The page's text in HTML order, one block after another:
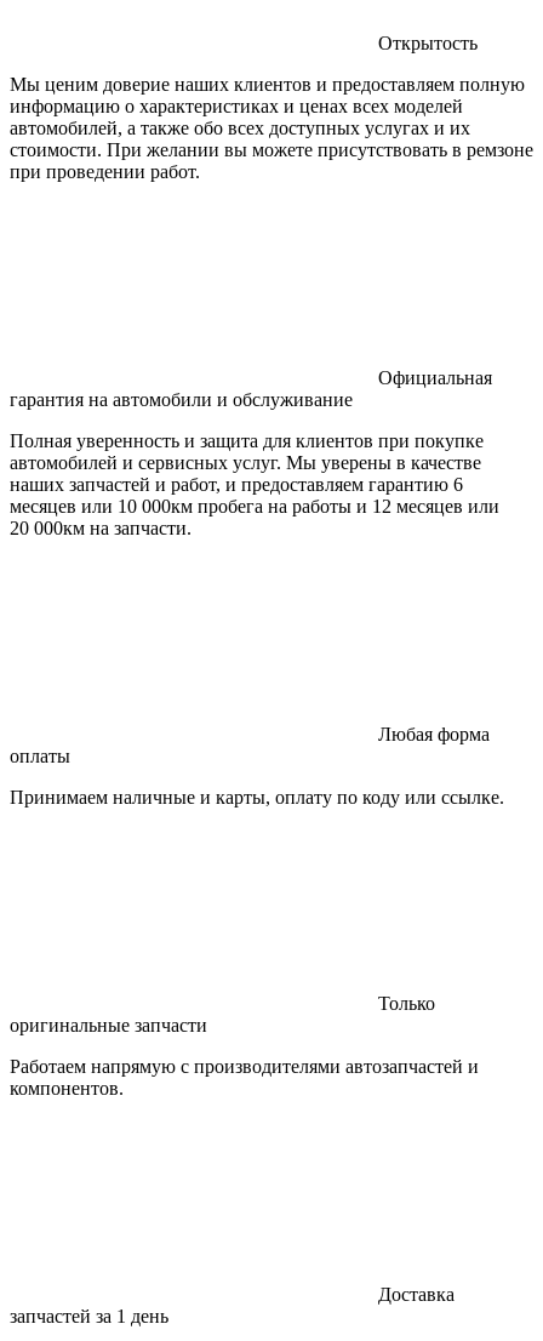
Открытость
Мы ценим доверие наших клиентов и предоставляем полную
информацию о характеристиках и ценах всех моделей
автомобилей, а также обо всех доступных услугах и их
стоимости. При желании вы можете присутствовать в ремзоне
при проведении работ.
Официальная
гарантия на автомобили и обслуживание
Полная уверенность и защита для клиентов при покупке
автомобилей и сервисных услуг. Мы уверены в качестве
наших запчастей и работ, и предоставляем гарантию 6
месяцев или 10 000км пробега на работы и 12 месяцев или
20 000км на запчасти.
Любая форма
оплаты
Принимаем наличные и карты, оплату по коду или ссылке.
Только
оригинальные запчасти
Работаем напрямую с производителями автозапчастей и
компонентов.
Доставка
запчастей за 1 день